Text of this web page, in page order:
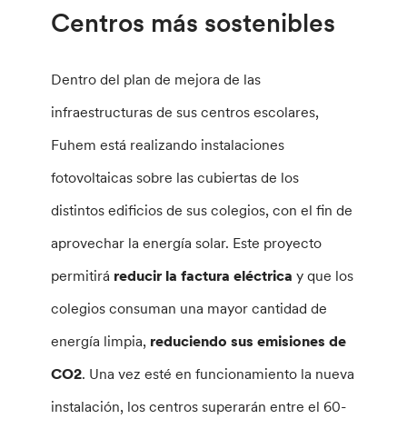
Centros más sostenibles
Dentro del plan de mejora de las
infraestructuras de sus centros escolares,
Fuhem está realizando instalaciones
fotovoltaicas sobre las cubiertas de los
distintos edificios de sus colegios, con el fin de
aprovechar la energía solar. Este proyecto
permitirá reducir la factura eléctrica y que los
colegios consuman una mayor cantidad de
energía limpia, reduciendo sus emisiones de
CO2. Una vez esté en funcionamiento la nueva
instalación, los centros superarán entre el 60-